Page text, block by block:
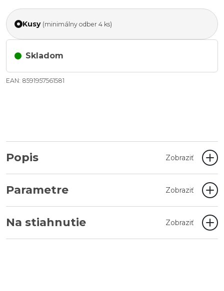
Kusy (minimálny odber 4 ks)
Skladom
EAN: 8591957561581
Popis Zobraziť
Parametre Zobraziť
Na stiahnutie Zobraziť